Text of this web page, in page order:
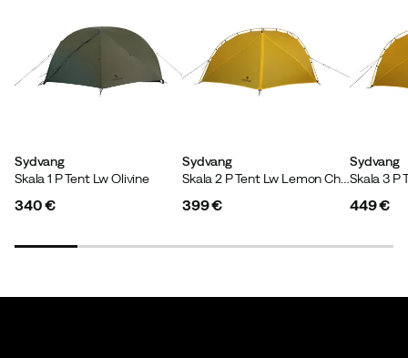
Sydvang
Skala 1 P Tent Lw Olivine
340 €
Sydvang
Skala 2 P Tent Lw Lemon Chrome
399 €
Sydvang
449 €